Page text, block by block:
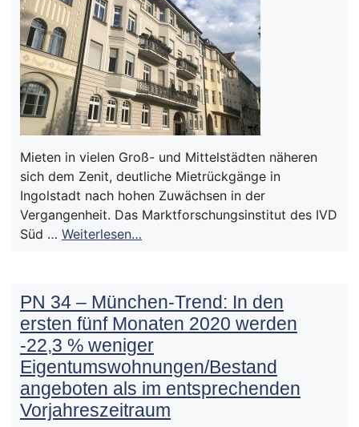
Mieten in vielen Groß- und Mittelstädten näheren
sich dem Zenit, deutliche Mietrückgänge in
Ingolstadt nach hohen Zuwächsen in der
Vergangenheit. Das Marktforschungsinstitut des IVD
Süd … Weiterlesen…
PN 34 – München-Trend: In den
ersten fünf Monaten 2020 werden
-22,3 % weniger
Eigentumswohnungen/Bestand
angeboten als im entsprechenden
Vorjahreszeitraum